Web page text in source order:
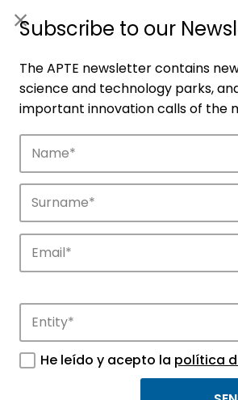
Companies
Discover the companies
GOOGLE
Subscribe to our
The APTE newsletter contains
science and technology parks,
important innovation calls of the
He leído y acepto la política